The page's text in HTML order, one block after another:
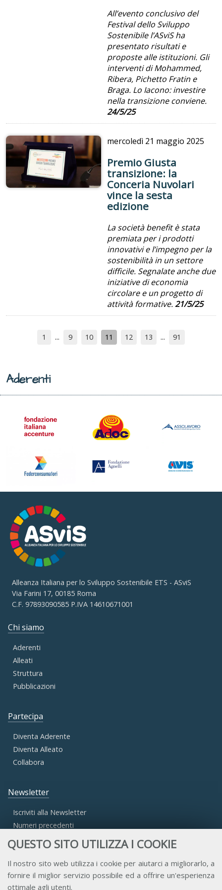
QUESTO SITO UTILIZZA I COOKIE
Il nostro sito web utilizza i cookie per aiutarci a migliorarlo, a
fornire il miglior servizio possibile ed a offrire un'esperienza
ottimale agli utenti.
All’evento conclusivo del
Festival dello Sviluppo
Sostenibile l’ASviS ha
presentato risultati e
proposte alle istituzioni. Gli
interventi di Mohammed,
Ribera, Pichetto Fratin e
Braga. Lo Iacono: investire
nella transizione conviene.
24/5/25
mercoledì 21 maggio 2025
Premio Giusta
transizione: la
Conceria Nuvolari
vince la sesta
edizione
La società benefit è stata
premiata per i prodotti
innovativi e l’impegno per la
sostenibilità in un settore
difficile. Segnalate anche due
iniziative di economia
circolare e un progetto di
attività formative.21/5/25
1 9 10 11 12 13 91
Aderenti
Alleanza Italiana per lo Sviluppo Sostenibile ETS - ASviS
Via Farini 17, 00185 Roma
C.F. 97893090585 P.IVA 14610671001
Chi siamo
Aderenti
Alleati
Struttura
Pubblicazioni
Partecipa
Diventa Aderente
Diventa Alleato
Collabora
Newsletter
Iscriviti alla Newsletter
Numeri precedenti
Accesso Aderenti